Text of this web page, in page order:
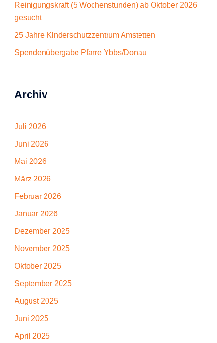
Reinigungskraft (5 Wochenstunden) ab Oktober 2026
gesucht
25 Jahre Kinderschutzzentrum Amstetten
Spendenübergabe Pfarre Ybbs/Donau
Archiv
Juli 2026
Juni 2026
Mai 2026
März 2026
Februar 2026
Januar 2026
Dezember 2025
November 2025
Oktober 2025
September 2025
August 2025
Juni 2025
April 2025